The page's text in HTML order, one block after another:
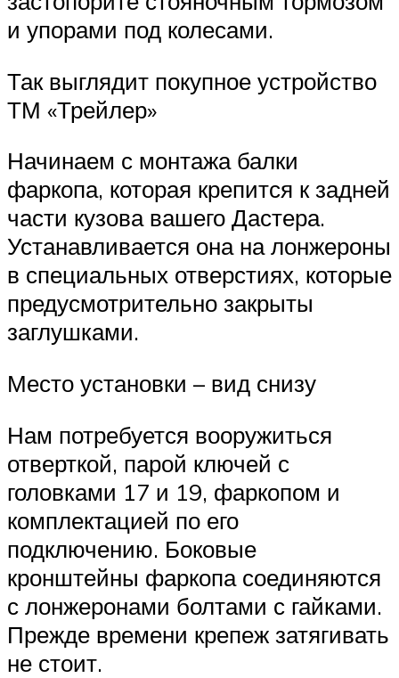
и упорами под колесами.
Так выглядит покупное устройство
ТМ «Трейлер»
Начинаем с монтажа балки
фаркопа, которая крепится к задней
части кузова вашего Дастера.
Устанавливается она на лонжероны
в специальных отверстиях, которые
предусмотрительно закрыты
заглушками.
Место установки – вид снизу
Нам потребуется вооружиться
отверткой, парой ключей с
головками 17 и 19, фаркопом и
комплектацией по его
подключению. Боковые
кронштейны фаркопа соединяются
с лонжеронами болтами с гайками.
Прежде времени крепеж затягивать
не стоит.